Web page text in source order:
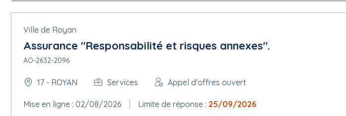
Ville de Royan
Assurance "Responsabilité et risques annexes".
AO-2632-2096
17 - ROYAN Services Appel d'offres ouvert
Mise en ligne : 02/08/2026 Limite de réponse : 25/09/2026